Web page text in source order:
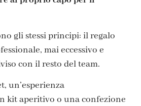
gli stessi principi: il regalo
mai eccessivo e
con il resto del team.
un’esperienza
kit aperitivo o una confezione